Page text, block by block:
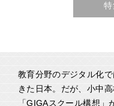
特
教育分野のデジタル化
きた日本。だが、小中
「GIGAスクール構想